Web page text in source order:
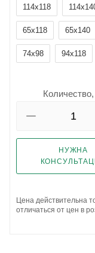
114x118
65x118 65x140
74x98 94x118
НУЖНА
Цена действительна
отличаться от цен в